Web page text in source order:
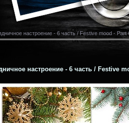
настроение - 6 часть / Festive mood - Part
настроение - 6 часть / Festive